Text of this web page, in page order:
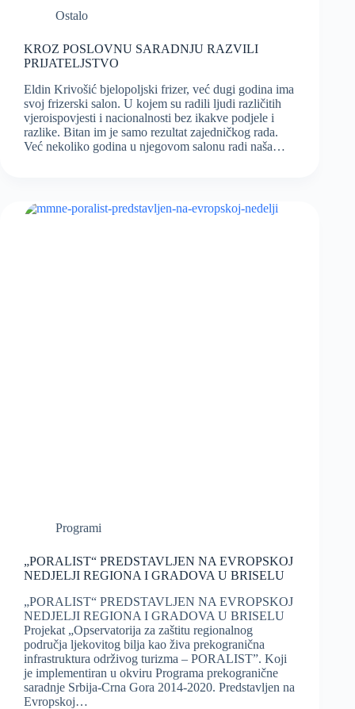
Ostalo
KROZ POSLOVNU SARADNJU RAZVILI
PRIJATELJSTVO
Eldin Krivošić bjelopoljski frizer, već dugi godina ima
svoj frizerski salon. U kojem su radili ljudi različitih
vjeroispovjesti i nacionalnosti bez ikakve podjele i
razlike. Bitan im je samo rezultat zajedničkog rada.
Već nekoliko godina u njegovom salonu radi naša…
Programi
„PORALIST“ PREDSTAVLJEN NA EVROPSKOJ
NEDJELJI REGIONA I GRADOVA U BRISELU
„PORALIST“ PREDSTAVLJEN NA EVROPSKOJ
NEDJELJI REGIONA I GRADOVA U BRISELU
Projekat „Opservatorija za zaštitu regionalnog
područja ljekovitog bilja kao živa prekogranična
infrastruktura održivog turizma – PORALIST”. Koji
je implementiran u okviru Programa prekogranične
saradnje Srbija-Crna Gora 2014-2020. Predstavljen na
Evropskoj…